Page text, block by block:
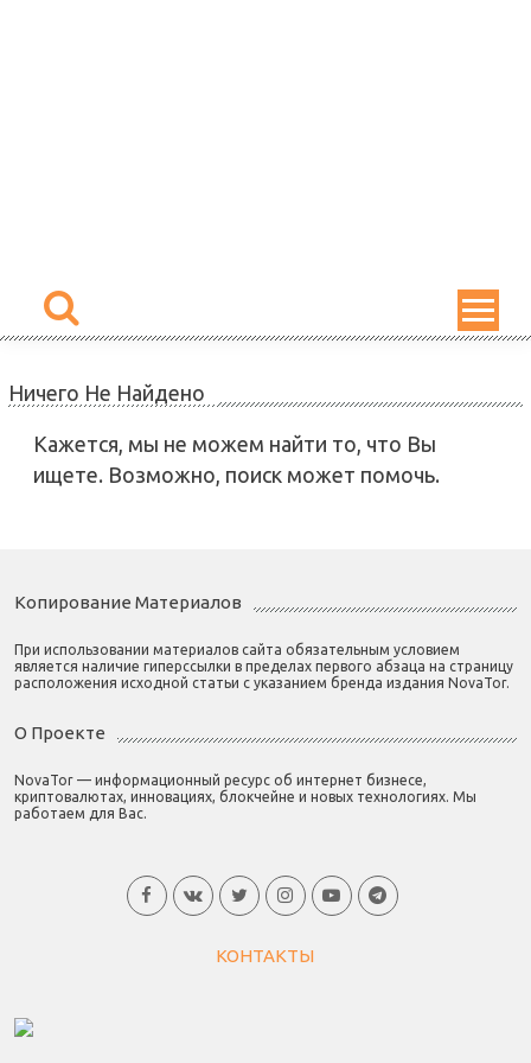
Ничего Не Найдено
Кажется, мы не можем найти то, что Вы
ищете. Возможно, поиск может помочь.
Копирование Материалов
При использовании материалов сайта обязательным условием
является наличие гиперссылки в пределах первого абзаца на страницу
расположения исходной статьи с указанием бренда издания NovaTor.
О Проекте
NovaTor — информационный ресурс об интернет бизнесе,
криптовалютах, инновациях, блокчейне и новых технологиях. Мы
работаем для Вас.
КОНТАКТЫ